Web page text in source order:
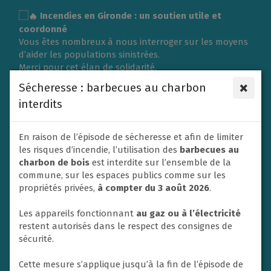
Incendies en Gironde : un soutien utile et
coordonné
Vous êtes nombreux à nous interroger sur les moyens
d’aider les populations sinistrées.
Merci pour cet élan de solidarité.
matériel nécessite une logistique importante et doit
répondre aux besoins exprimés sur place.
des Maires de France (AMF) et à la Protection civile en
privilégiant un soutien financier afin de contribuer
efficacement aux secours et à l’aide apportée aux
victimes.
Un don va donc être adressé dans ce sens par la ville
de Le Rheu à la Protection civile. En effet, les soutiens
financiers sont privilégiés par les autorités afin de
mettre en place les opérations d’urgence.
Nous ne manquerons pas également de relayer et
soutenir toute initiative nationale à destination des
habitants si un appel à la solidarité est lancé.
×
Sécheresse : barbecues au charbon
interdits
En raison de l’épisode de sécheresse et afin de limiter
les risques d’incendie, l’utilisation des barbecues au
charbon de bois est interdite sur l’ensemble de la
commune, sur les espaces publics comme sur les
propriétés privées, à compter du 3 août 2026.
Les appareils fonctionnant au gaz ou à l’électricité
restent autorisés dans le respect des consignes de
sécurité.
Cette mesure s’applique jusqu’à la fin de l’épisode de